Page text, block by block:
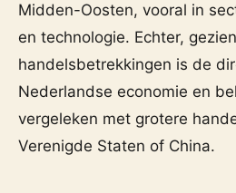
Midden-Oosten, vooral in
en technologie. Echter,
handelsbetrekkingen is de
Nederlandse economie en
vergeleken met grotere
Verenigde Staten of China.